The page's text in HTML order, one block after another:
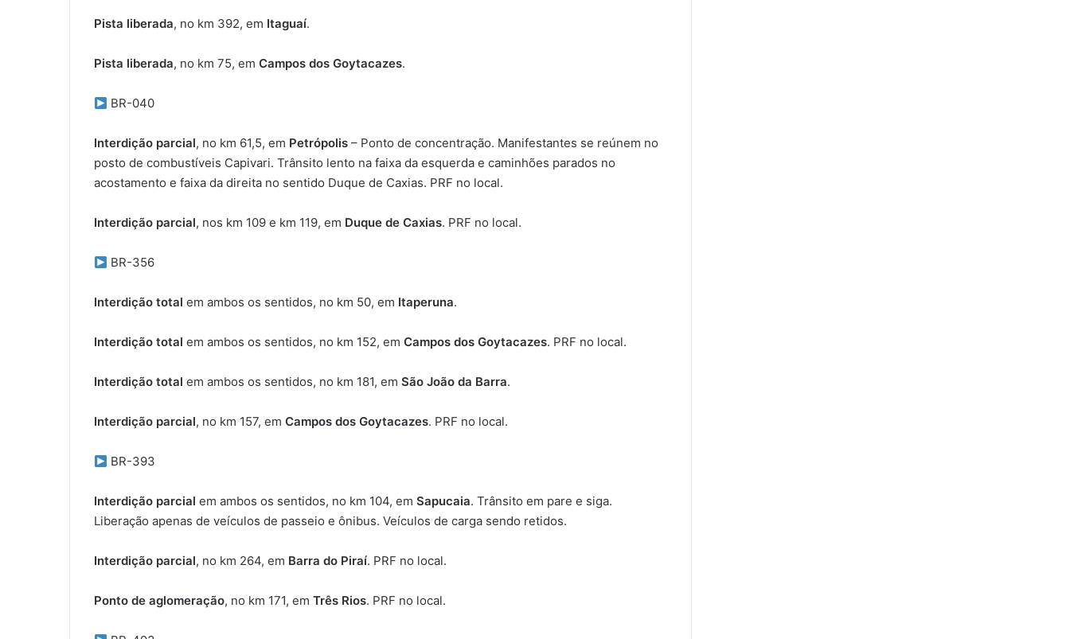
Pista liberada, no km 392, em Itaguaí.
Pista liberada, no km 75, em Campos dos Goytacazes.
BR-040
Interdição parcial, no km 61,5, em Petrópolis – Ponto de concentração. Manifestantes se reúnem no
posto de combustíveis Capivari. Trânsito lento na faixa da esquerda e caminhões parados no
acostamento e faixa da direita no sentido Duque de Caxias. PRF no local.
Interdição parcial, nos km 109 e km 119, em Duque de Caxias. PRF no local.
BR-356
Interdição total em ambos os sentidos, no km 50, em Itaperuna.
Interdição total em ambos os sentidos, no km 152, em Campos dos Goytacazes. PRF no local.
Interdição total em ambos os sentidos, no km 181, em São João da Barra.
Interdição parcial, no km 157, em Campos dos Goytacazes. PRF no local.
BR-393
Interdição parcial em ambos os sentidos, no km 104, em Sapucaia. Trânsito em pare e siga.
Liberação apenas de veículos de passeio e ônibus. Veículos de carga sendo retidos.
Interdição parcial, no km 264, em Barra do Piraí. PRF no local.
Ponto de aglomeração, no km 171, em Três Rios. PRF no local.